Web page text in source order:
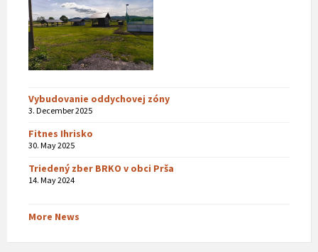
Vybudovanie oddychovej zóny
3. December 2025
Fitnes Ihrisko
30. May 2025
Triedený zber BRKO v obci Prša
14. May 2024
More News